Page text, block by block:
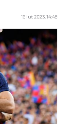
16 lut 2023, 14:48